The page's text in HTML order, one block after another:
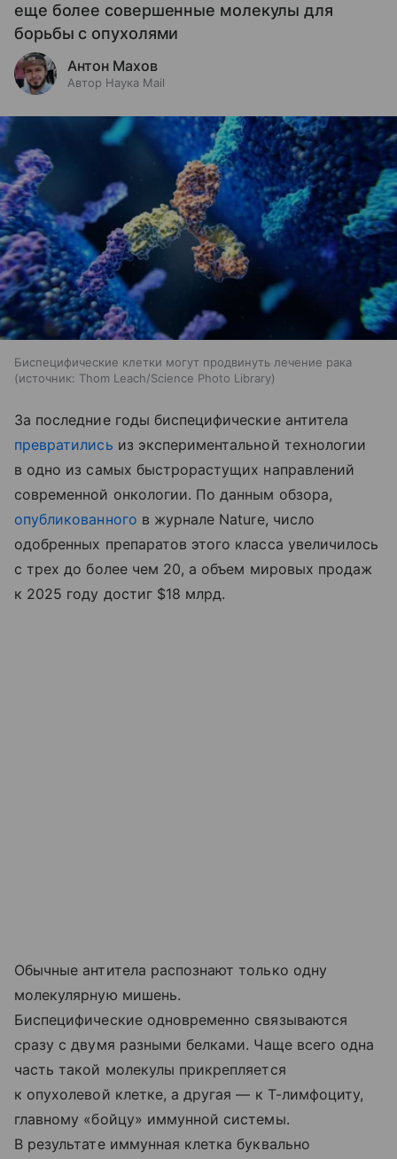
еще более совершенные молекулы для
борьбы с опухолями
Антон Махов
Автор Наука Mail
Биспецифические клетки могут продвинуть лечение рака
источник: Thom Leach/Science Photo Library
За последние годы биспецифические антитела
превратились из экспериментальной технологии
в одно из самых быстрорастущих направлений
современной онкологии. По данным обзора,
опубликованного в журнале Nature, число
одобренных препаратов этого класса увеличилось
с трех до более чем 20, а объем мировых продаж
к 2025 году достиг $18 млрд.
Обычные антитела распознают только одну
молекулярную мишень.
Биспецифические одновременно связываются
сразу с двумя разными белками. Чаще всего одна
часть такой молекулы прикрепляется
к опухолевой клетке, а другая — к Т-лимфоциту,
главному «бойцу» иммунной системы.
В результате иммунная клетка буквально